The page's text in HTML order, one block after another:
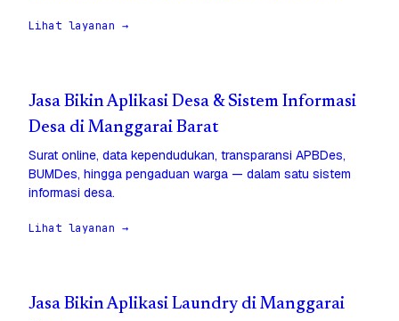
Lihat layanan →
Jasa Bikin Aplikasi Desa & Sistem Informasi
Desa di Manggarai Barat
Surat online, data kependudukan, transparansi APBDes,
BUMDes, hingga pengaduan warga — dalam satu sistem
informasi desa.
Lihat layanan →
Jasa Bikin Aplikasi Laundry di Manggarai